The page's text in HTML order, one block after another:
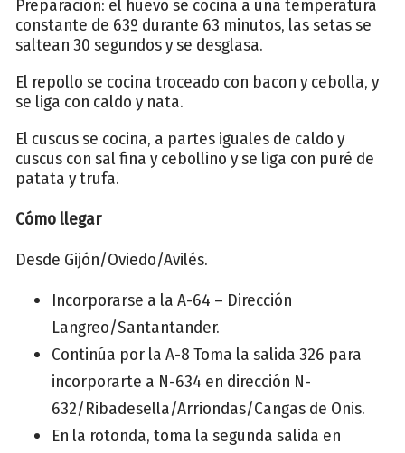
Preparación: el huevo se cocina a una temperatura
constante de 63º durante 63 minutos, las setas se
saltean 30 segundos y se desglasa.
El repollo se cocina troceado con bacon y cebolla, y
se liga con caldo y nata.
El cuscus se cocina, a partes iguales de caldo y
cuscus con sal fina y cebollino y se liga con puré de
patata y trufa.
Cómo llegar
Desde Gijón/Oviedo/Avilés.
Incorporarse a la A-64 – Dirección
Langreo/Santantander.
Continúa por la A-8 Toma la salida 326 para
incorporarte a N-634 en dirección N-
632/Ribadesella/Arriondas/Cangas de Onis.
En la rotonda, toma la segunda salida en